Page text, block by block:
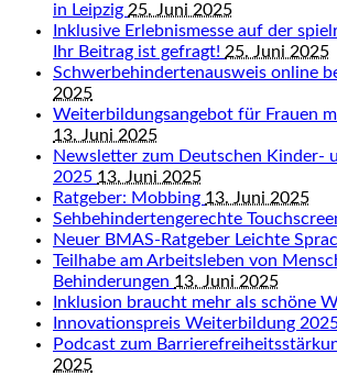
in Leipzig 25. Juni 2025
Inklusive Erlebnismesse auf der
Ihr Beitrag ist gefragt! 25. Juni 2025
Schwerbehindertenausweis online
2025
Weiterbildungsangebot für Frauen
13. Juni 2025
Newsletter zum Deutschen Kinder-
2025 13. Juni 2025
Ratgeber: Mobbing 13. Juni 2025
Sehbehindertengerechte
Neuer BMAS-Ratgeber Leichte
Teilhabe am Arbeitsleben von
Behinderungen 13. Juni 2025
Inklusion braucht mehr als schöne
Innovationspreis Weiterbildung
Podcast zum
2025